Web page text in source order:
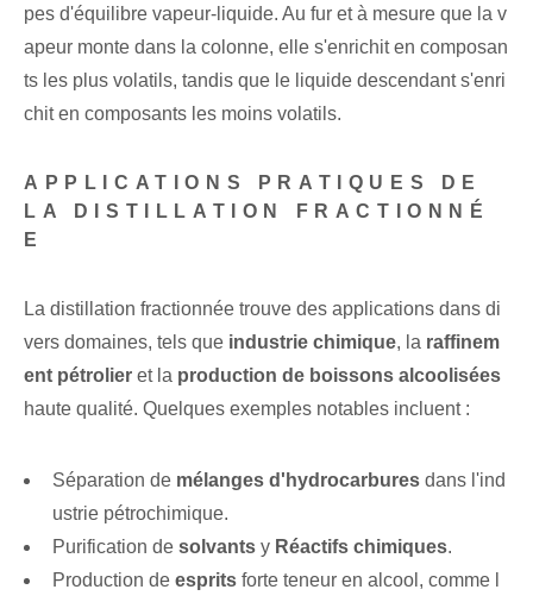
pes d'équilibre vapeur-liquide. Au fur et à mesure que la v
apeur monte dans la colonne, elle s'enrichit en composan
ts les plus volatils, tandis que le liquide descendant s'enri
chit en composants les moins volatils.
APPLICATIONS PRATIQUES DE
LA DISTILLATION FRACTIONNÉ
E
La distillation fractionnée trouve des applications dans di
vers domaines, tels que industrie chimique, la raffinem
ent pétrolier et la production de boissons alcoolisées
haute qualité. ⁣Quelques exemples notables incluent :
Séparation de mélanges d'hydrocarbures⁤ dans l'ind
ustrie pétrochimique.
Purification de solvants y Réactifs chimiques.
Production de esprits forte teneur en alcool, comme l